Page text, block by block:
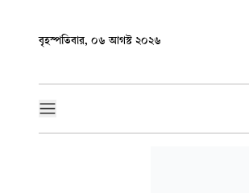
বৃহস্পতিবার, ০৬ আগস্ট ২০২৬